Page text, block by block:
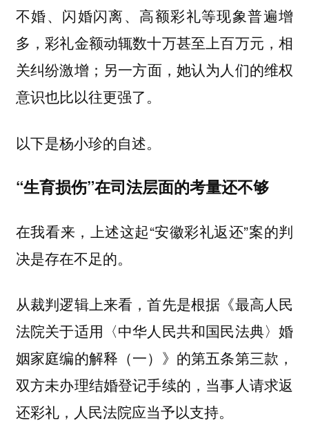
不婚、闪婚闪离、高额彩礼等现象普遍增
多，彩礼金额动辄数十万甚至上百万元，相
关纠纷激增；另一方面，她认为人们的维权
意识也比以往更强了。
以下是杨小珍的自述。
“生育损伤”在司法层面的考量还不够
在我看来，上述这起“安徽彩礼返还”案的判
决是存在不足的。
从裁判逻辑上来看，首先是根据《最高人民
法院关于适用〈中华人民共和国民法典〉婚
姻家庭编的解释（一）》的第五条第三款，
双方未办理结婚登记手续的，当事人请求返
还彩礼，人民法院应当予以支持。